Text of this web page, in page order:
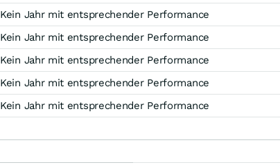
Kein Jahr mit entsprechender Performance
Kein Jahr mit entsprechender Performance
Kein Jahr mit entsprechender Performance
Kein Jahr mit entsprechender Performance
Kein Jahr mit entsprechender Performance